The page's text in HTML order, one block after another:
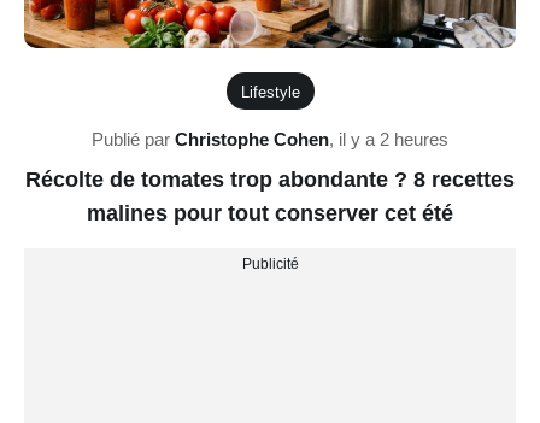
Lifestyle
Publié par Christophe Cohen, il y a 2 heures
Récolte de tomates trop abondante ? 8 recettes
malines pour tout conserver cet été